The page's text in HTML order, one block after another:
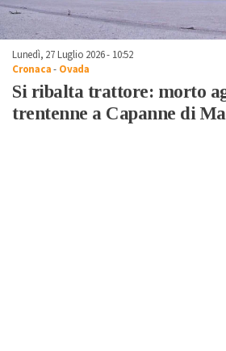
Lunedì, 27 Luglio 2026 - 10:52
Cronaca- Ovada
Si ribalta trattore: morto
trentenne a Capanne di